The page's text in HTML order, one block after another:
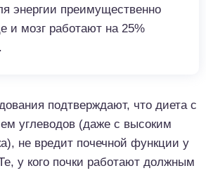
энергии преимущественно
и мозг работают на 25%
подтверждают, что диета с
углеводов (даже с высоким
не вредит почечной функции у
у кого почки работают должным